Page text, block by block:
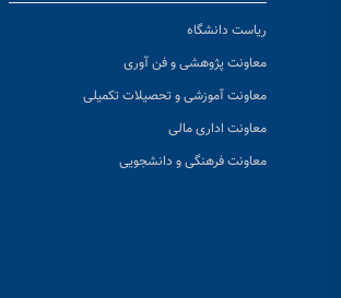
ریاست دانشگاه
معاونت پژوهشی و فن آوری
معاونت آموزشی و تحصیلات تکمیلی
معاونت اداری مالی
معاونت فرهنگی و دانشجویی